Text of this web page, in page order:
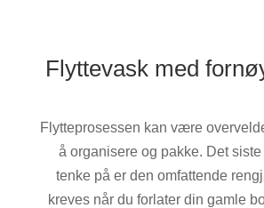
Flyttevask med
Flytteprosessen kan være
å organisere og pakke. Det
tenke på er den omfattende
kreves når du forlater din gamle